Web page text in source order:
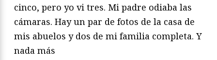
cinco, pero yo vi tres. Mi padre odiaba las
cámaras. Hay un par de fotos de la casa de
mis abuelos y dos de mi familia completa. Y
nada más